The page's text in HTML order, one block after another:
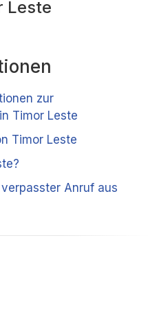
Leste
zur
Timor Leste
Timor Leste
Anruf aus